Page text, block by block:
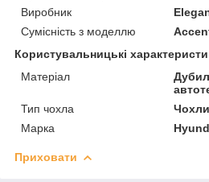
Виробник
Сумісність з моделлю
Користувальницькі
Матеріал
Тип чохла
Марка
Приховати